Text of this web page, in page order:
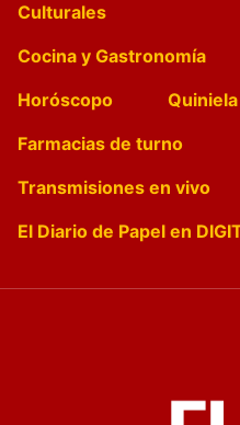
Culturales
Cocina y Gastronomía
Horóscopo
Quiniela
Farmacias de turno
Transmisiones en vivo
El Diario de Papel en